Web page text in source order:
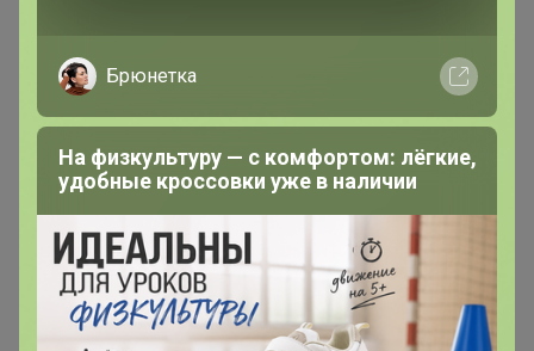
Брюнетка
На физкультуру — с комфортом: лёгкие,
удобные кроссовки уже в наличии